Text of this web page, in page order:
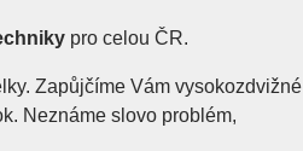
pro celou ČR.
Zapůjčíme Vám vysokozdvižné
Neznáme slovo problém,